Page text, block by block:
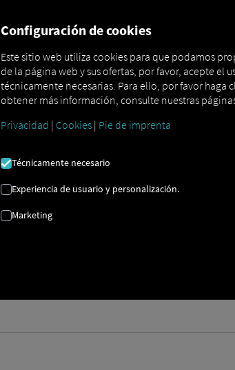
Configuración de cookies
Este sitio web utiliza cookies para que podamos
de la página web y sus ofertas, por favor, acepte el
técnicamente necesarias. Para ello, por favor haga
obtener más información, consulte nuestras
Privacidad | Cookies | Pie de imprenta
Técnicamente necesario
Experiencia de usuario y personalización.
Marketing